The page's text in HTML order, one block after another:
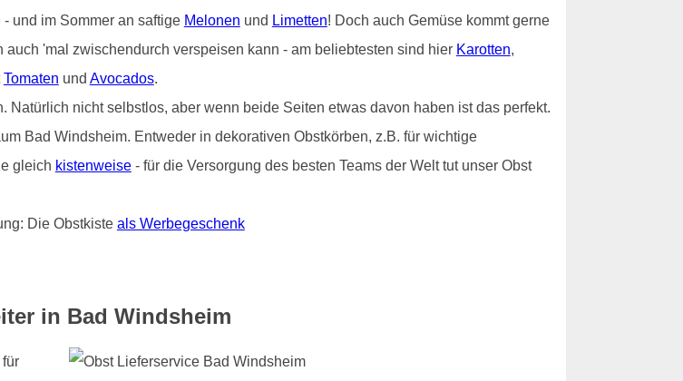
- und im Sommer an saftige Melonen und Limetten! Doch auch Gemüse kommt gerne
'mal zwischendurch verspeisen kann - am beliebtesten sind hier Karotten,
Tomaten und Avocados.
Natürlich nicht selbstlos, aber wenn beide Seiten etwas davon haben ist das perfekt.
Bad Windsheim. Entweder in dekorativen Obstkörben, z.B. für wichtige
gleich kistenweise- für die Versorgung des besten Teams der Welt tut unser Obst
Die Obstkiste als Werbegeschenk
in Bad Windsheim